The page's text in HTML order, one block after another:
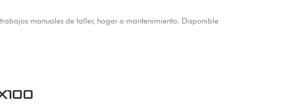
manuales de taller, hogar o mantenimiento. Disponible